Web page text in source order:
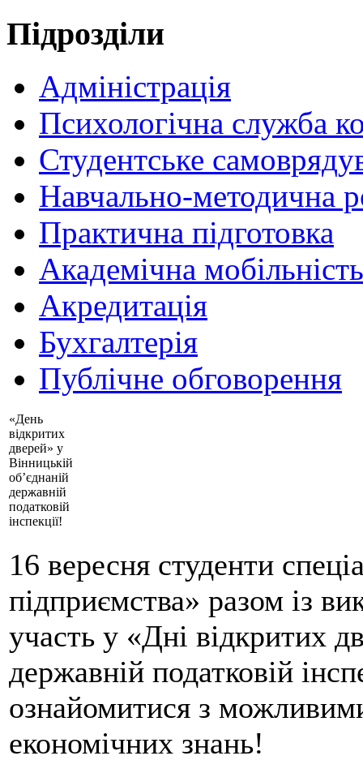
Пiдрозділи
Адміністрація
Психологічна служба
Студентське
Навчально-методична
Практична підготовка
Академічна мобільність
Акредитація
Бухгалтерія
Публічне обговорення
«День
відкритих
дверей» у
Вінницькій
об’єднаній
державній
податковій
інспекції!
16 вересня студенти
підприємства» разом із
участь у «Дні відкритих
державній податковій
ознайомитися з
економічних знань!